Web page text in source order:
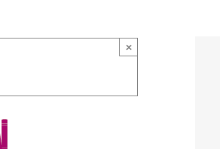
×